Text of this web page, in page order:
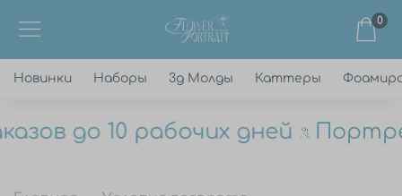
0
Новинки Наборы 3д Молды Каттеры
до 10 рабочих дней